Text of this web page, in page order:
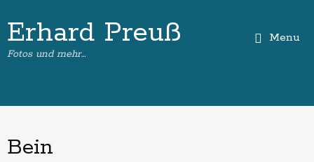
Erhard Preuß
Fotos und mehr…
Menu
Bein